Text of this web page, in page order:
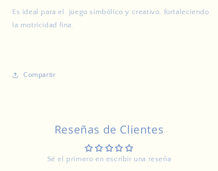
Es ideal para el juego simbólico y creativo, fortaleciendo
la motricidad fina.
Compartir
Reseñas de Clientes
Sé el primero en escribir una reseña